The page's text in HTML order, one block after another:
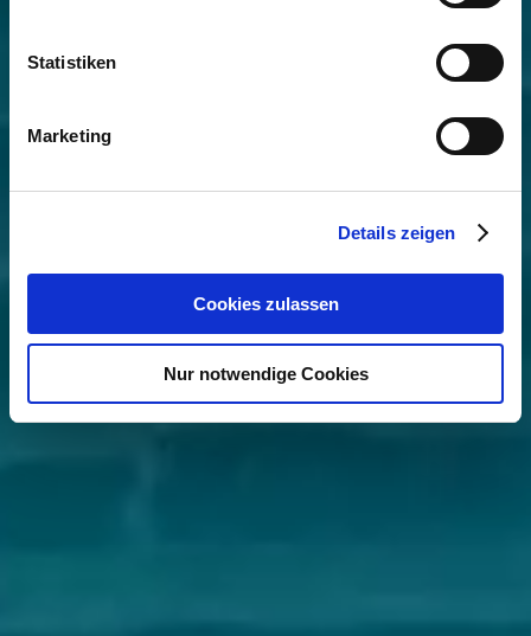
Statistiken
Marketing
Details zeigen
Cookies zulassen
Nur notwendige Cookies